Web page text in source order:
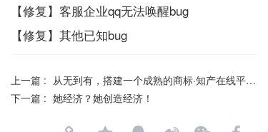
【修复】客服企业qq无法唤醒bug
【修复】其他已知bug
上一篇 : 从无到有，搭建一个成熟的商标·知产在线平台其实非常简单
下一篇 : 她经济？她创造经济！